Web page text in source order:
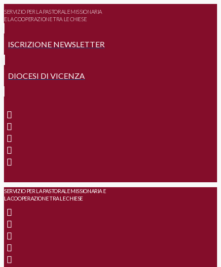
SERVIZIO PER LA PASTORALE MISSIONARIA
E LA COOPERAZIONE TRA LE CHIESE
ISCRIZIONE NEWSLETTER
DIOCESI DI VICENZA
SERVIZIO PER LA PASTORALE MISSIONARIA E
LA COOPERAZIONE TRA LE CHIESE